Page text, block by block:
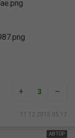
11.12.2015 05:17
+ 3 –
АВТОР